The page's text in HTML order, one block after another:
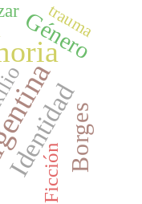
IdentidadBorges
Género
Ficción
trauma